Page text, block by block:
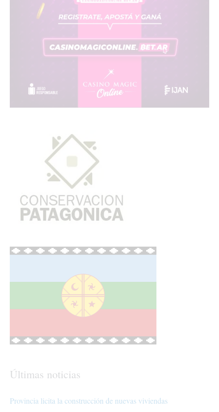
Últimas noticias
Provincia licita la construcción de nuevas viviendas